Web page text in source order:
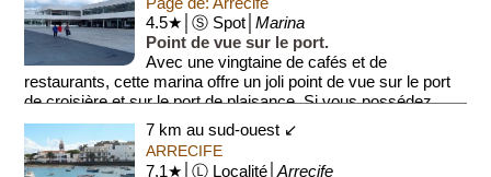
Page de: Arrecife
4.5★│Ⓢ Spot│Marina
Point de vue sur le port.
Avec une vingtaine de cafés et de
restaurants, cette marina offre un joli point de vue sur le port
de croisière et sur le port de plaisance. Si vous possédez
votre propre y...
7 km au sud-ouest ↙
ARRECIFE
7.1★│Ⓛ Localité│Arrecife